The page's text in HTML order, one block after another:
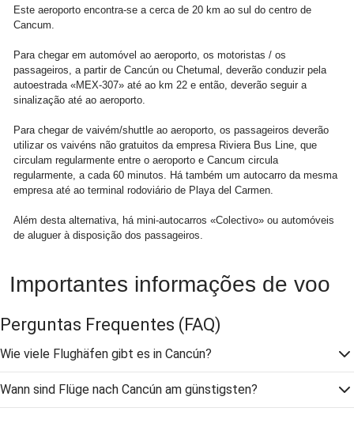
Este aeroporto encontra-se a cerca de 20 km ao sul do centro de
Cancum.
Para chegar em automóvel ao aeroporto, os motoristas / os
passageiros, a partir de Cancún ou Chetumal, deverão conduzir pela
autoestrada «MEX-307» até ao km 22 e então, deverão seguir a
sinalização até ao aeroporto.
Para chegar de vaivém/shuttle ao aeroporto, os passageiros deverão
utilizar os vaivéns não gratuitos da empresa Riviera Bus Line, que
circulam regularmente entre o aeroporto e Cancum circula
regularmente, a cada 60 minutos. Há também um autocarro da mesma
empresa até ao terminal rodoviário de Playa del Carmen.
Além desta alternativa, há mini-autocarros «Colectivo» ou automóveis
de aluguer à disposição dos passageiros.
Importantes informações de voo
Perguntas Frequentes (FAQ)
Wie viele Flughäfen gibt es in Cancún?
Wann sind Flüge nach Cancún am günstigsten?